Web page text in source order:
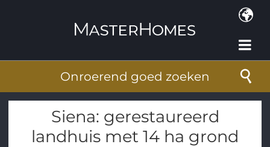
Onroerend goed zoeken
Siena: gerestaureerd
landhuis met 14 ha grond